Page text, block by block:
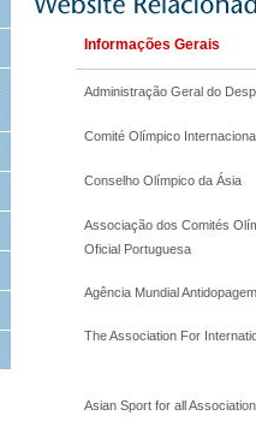
Informações Gerais
Administração Geral do
Comité Olímpico
Conselho Olímpico da Ásia
Associação dos Comités
Oficial Portuguesa
Agência Mundial
The Association For
Asian Sport for all Association